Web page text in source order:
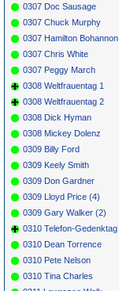
0307 Doc Sausage
0307 Chuck Murphy
0307 Hamilton Bohannon
0307 Chris White
0307 Peggy March
0308 Weltfrauentag 1
0308 Weltfrauentag 2
0308 Dick Hyman
0308 Mickey Dolenz
0309 Billy Ford
0309 Keely Smith
0309 Don Gardner
0309 Lloyd Price (4)
0309 Gary Walker (2)
0310 Telefon-Gedenktag
0310 Dean Torrence
0310 Pete Nelson
0310 Tina Charles